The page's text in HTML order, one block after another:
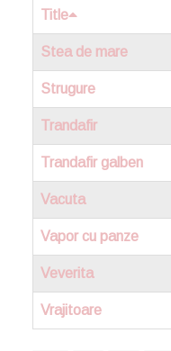
Title
Stea de mare
Strugure
Trandafir
Trandafir galben
Vacuta
Vapor cu panze
Veverita
Vrajitoare